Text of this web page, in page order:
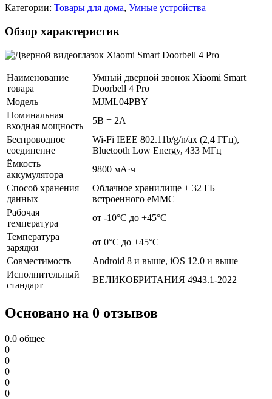
Категории: Товары для дома, Умные устройства
Обзор характеристик
Наименование
товара
Умный дверной звонок Xiaomi Smart
Doorbell 4 Pro
Модель
MJML04PBY
Номинальная
входная мощность
5В = 2А
Беспроводное
соединение
Wi-Fi IEEE 802.11b/g/n/ax (2,4 ГГц),
Bluetooth Low Energy, 433 МГц
Ёмкость
аккумулятора
9800 мА·ч
Способ хранения
данных
Облачное хранилище + 32 ГБ
встроенного eMMC
Рабочая
температура
от -10°C до +45°C
Температура
зарядки
от 0°C до +45°C
Совместимость
Android 8 и выше, iOS 12.0 и выше
Исполнительный
стандарт
ВЕЛИКОБРИТАНИЯ 4943.1-2022
Основано на 0 отзывов
0.0 общее
0
0
0
0
0